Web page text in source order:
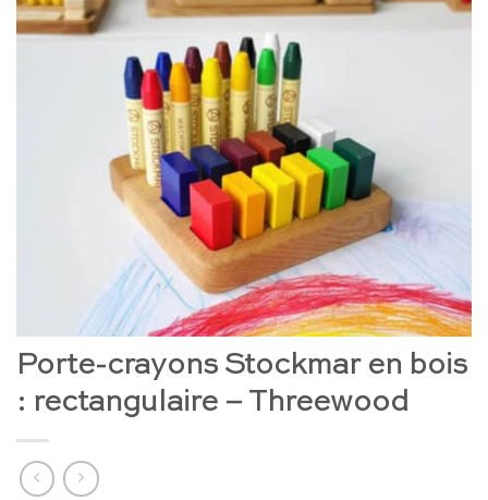
Porte-crayons Stockmar en bois
: rectangulaire – Threewood